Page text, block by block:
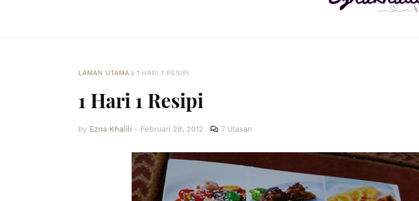
LAMAN UTAMA 1 HARI 1 RESIPI
1 Hari 1 Resipi
by Ezna Khalili - Februari 28, 2012 7 Ulasan